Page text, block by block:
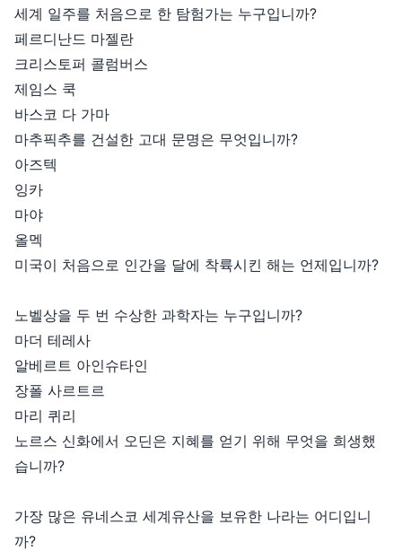
세계 일주를 처음으로 한 탐험가는 누구입니까?
페르디난드 마젤란
크리스토퍼 콜럼버스
제임스 쿡
바스코 다 가마
마추픽추를 건설한 고대 문명은 무엇입니까?
아즈텍
잉카
마야
올멕
미국이 처음으로 인간을 달에 착륙시킨 해는 언제입니까?
노벨상을 두 번 수상한 과학자는 누구입니까?
마더 테레사
알베르트 아인슈타인
장폴 사르트르
마리 퀴리
노르스 신화에서 오딘은 지혜를 얻기 위해 무엇을 희생했
습니까?
가장 많은 유네스코 세계유산을 보유한 나라는 어디입니
까?